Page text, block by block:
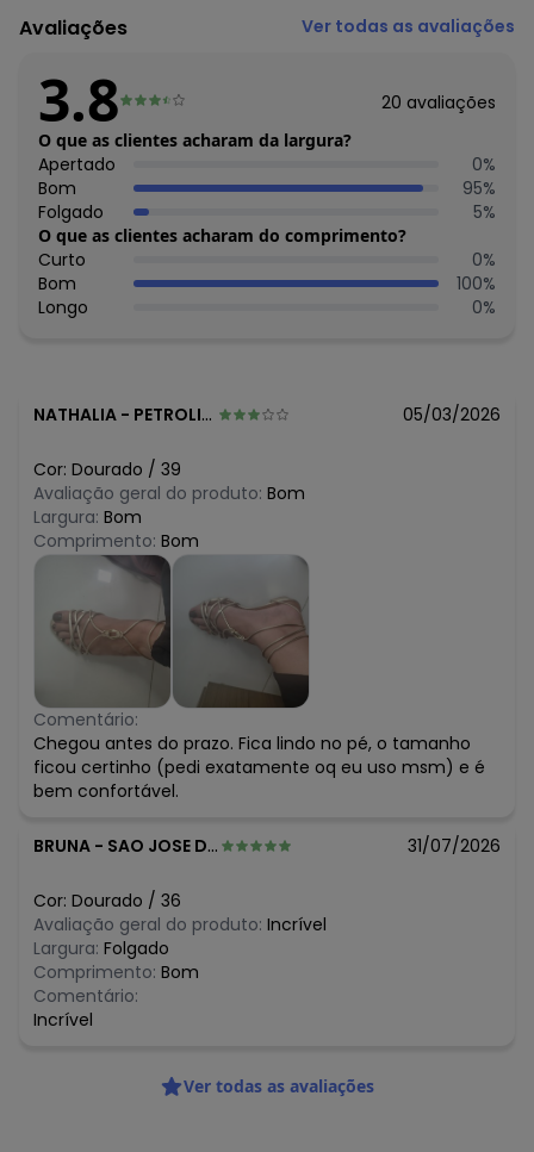
maio/2026 R$ 89,99
abril/2026 R$ 89,99
fevereiro/2026 R$ 89,99
Avaliações Ver todas as avaliações
3.8 20 avaliações
O que as clientes acharam da largura?
Apertado 0%
Bom
95%
Folgado
5%
O que as clientes acharam do comprimento?
Curto 0%
Bom
100%
Longo
0%
NATHALIA - PETROLINA - PE 05/03/2026
Cor: Dourado / 39
Avaliação geral do produto: Bom
Largura: Bom
Comprimento: Bom
Comentário:
Chegou antes do prazo. Fica lindo no pé, o tamanho
ficou certinho (pedi exatamente oq eu uso msm) e é
bem confortável.
BRUNA - SAO JOSE DOS CAMPOS - SP 31/07/2026
Cor: Dourado / 36
Avaliação geral do produto: Incrível
Largura: Folgado
Comprimento: Bom
Comentário:
Incrível
Ver todas as avaliações